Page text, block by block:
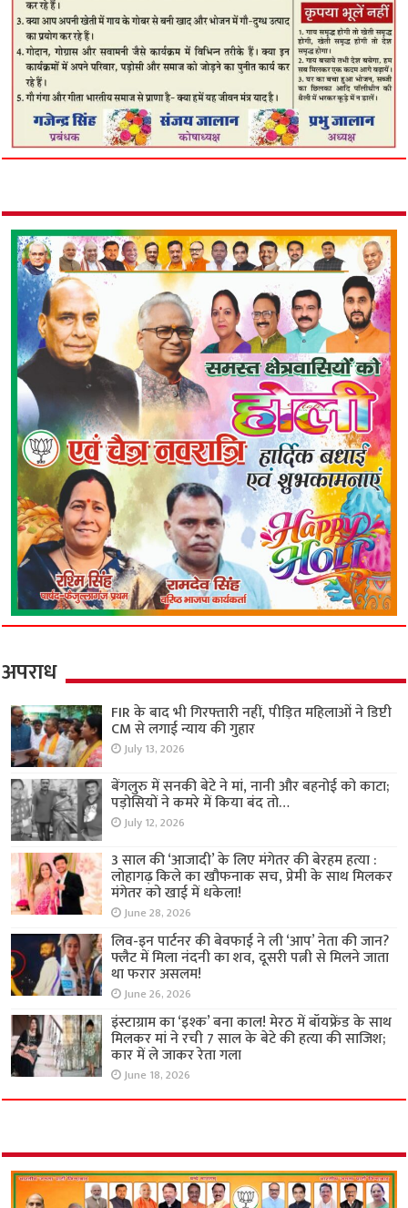
अपराध
FIR के बाद भी गिरफ्तारी नहीं, पीड़ित महिलाओं ने डिप्टी
CM से लगाई न्याय की गुहार
July 13, 2026
बेंगलुरु में सनकी बेटे ने मां, नानी और बहनोई को काटा;
पड़ोसियों ने कमरे में किया बंद तो…
July 12, 2026
3 साल की ‘आजादी’ के लिए मंगेतर की बेरहम हत्या :
लोहागढ़ किले का खौफनाक सच, प्रेमी के साथ मिलकर
मंगेतर को खाई में धकेला!
June 28, 2026
लिव-इन पार्टनर की बेवफाई ने ली ‘आप’ नेता की जान?
फ्लैट में मिला नंदनी का शव, दूसरी पत्नी से मिलने जाता
था फरार असलम!
June 26, 2026
इंस्टाग्राम का ‘इश्क’ बना काल! मेरठ में बॉयफ्रेंड के साथ
मिलकर मां ने रची 7 साल के बेटे की हत्या की साजिश;
कार में ले जाकर रेता गला
June 18, 2026